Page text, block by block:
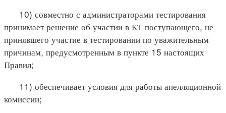
10) совместно с администраторами тестирования
принимает решение об участии в КТ поступающего, не
принявшего участие в тестировании по уважительным
причинам, предусмотренным в пункте 15 настоящих
Правил;
11) обеспечивает условия для работы апелляционной
комиссии;